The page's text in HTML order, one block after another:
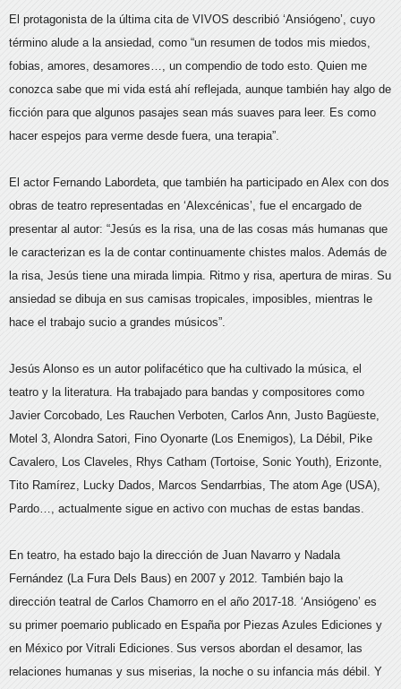
El protagonista de la última cita de VIVOS describió ‘Ansiógeno’, cuyo
término alude a la ansiedad, como “un resumen de todos mis miedos,
fobias, amores, desamores…, un compendio de todo esto. Quien me
conozca sabe que mi vida está ahí reflejada, aunque también hay algo de
ficción para que algunos pasajes sean más suaves para leer. Es como
hacer espejos para verme desde fuera, una terapia”.
El actor Fernando Labordeta, que también ha participado en Alex con dos
obras de teatro representadas en ‘Alexcénicas’, fue el encargado de
presentar al autor: “Jesús es la risa, una de las cosas más humanas que
le caracterizan es la de contar continuamente chistes malos. Además de
la risa, Jesús tiene una mirada limpia. Ritmo y risa, apertura de miras. Su
ansiedad se dibuja en sus camisas tropicales, imposibles, mientras le
hace el trabajo sucio a grandes músicos”.
Jesús Alonso es un autor polifacético que ha cultivado la música, el
teatro y la literatura. Ha trabajado para bandas y compositores como
Javier Corcobado, Les Rauchen Verboten, Carlos Ann, Justo Bagüeste,
Motel 3, Alondra Satori, Fino Oyonarte (Los Enemigos), La Débil, Pike
Cavalero, Los Claveles, Rhys Catham (Tortoise, Sonic Youth), Erizonte,
Tito Ramírez, Lucky Dados, Marcos Sendarrbias, The atom Age (USA),
Pardo…, actualmente sigue en activo con muchas de estas bandas.
En teatro, ha estado bajo la dirección de Juan Navarro y Nadala
Fernández (La Fura Dels Baus) en 2007 y 2012. También bajo la
dirección teatral de Carlos Chamorro en el año 2017-18. ‘Ansiógeno’ es
su primer poemario publicado en España por Piezas Azules Ediciones y
en México por Vitrali Ediciones. Sus versos abordan el desamor, las
relaciones humanas y sus miserias, la noche o su infancia más débil. Y